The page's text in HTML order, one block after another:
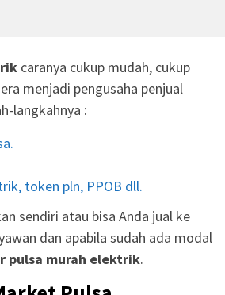
caranya cukup mudah, cukup
menjadi pengusaha penjual
langkahnya :
token pln, PPOB dll.
sendiri atau bisa Anda jual ke
dan apabila sudah ada modal
pulsa murah elektrik.